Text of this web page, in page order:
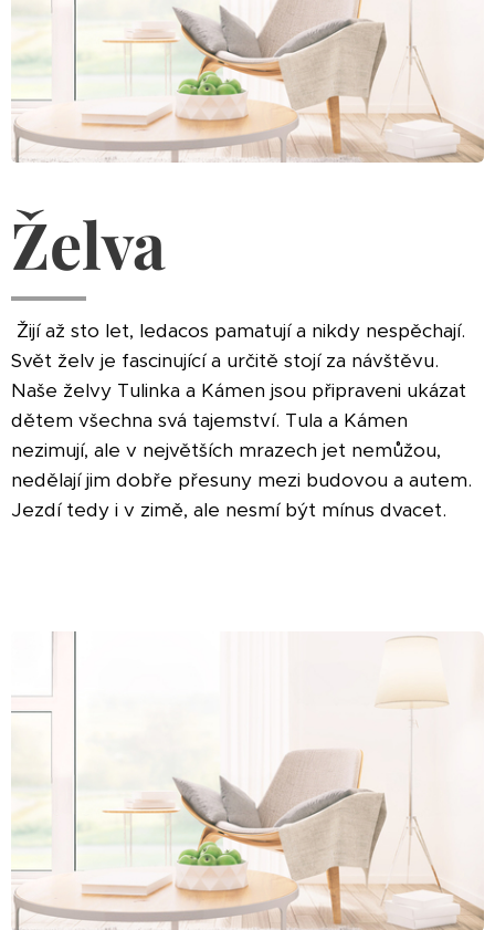
Želva
Žijí až sto let, ledacos pamatují a nikdy nespěchají.
Svět želv je fascinující a určitě stojí za návštěvu.
Naše želvy Tulinka a Kámen jsou připraveni ukázat
dětem všechna svá tajemství. Tula a Kámen
nezimují, ale v největších mrazech jet nemůžou,
nedělají jim dobře přesuny mezi budovou a autem.
Jezdí tedy i v zimě, ale nesmí být mínus dvacet.